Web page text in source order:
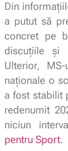
Din
a putut să
concret pe
discuțiile și
Ulterior,
naționale o
a fost stabilit
redenumit
niciun
pentru Sport.